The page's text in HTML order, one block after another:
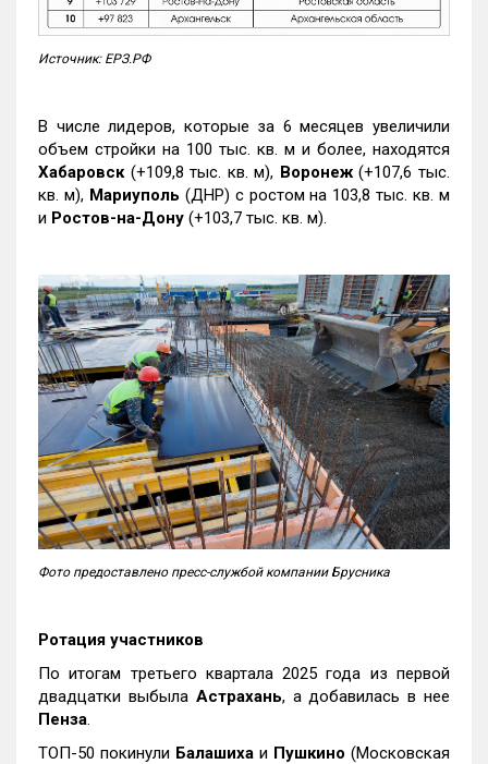
Источник: ЕРЗ.РФ
В числе лидеров, которые за 6 месяцев увеличили
объем стройки на 100 тыс. кв. м и более, находятся
Хабаровск (+109,8 тыс. кв. м), Воронеж(+107,6 тыс.
кв. м), Мариуполь (ДНР) с ростом на 103,8 тыс. кв. м
и Ростов-на-Дону (+103,7 тыс. кв. м).
Фото предоставлено пресс-службой компании Брусника
Ротация участников
По итогам третьего квартала 2025 года из первой
двадцатки выбыла Астрахань, а добавилась в нее
Пенза.
ТОП-50 покинули Балашиха и Пушкино (Московская